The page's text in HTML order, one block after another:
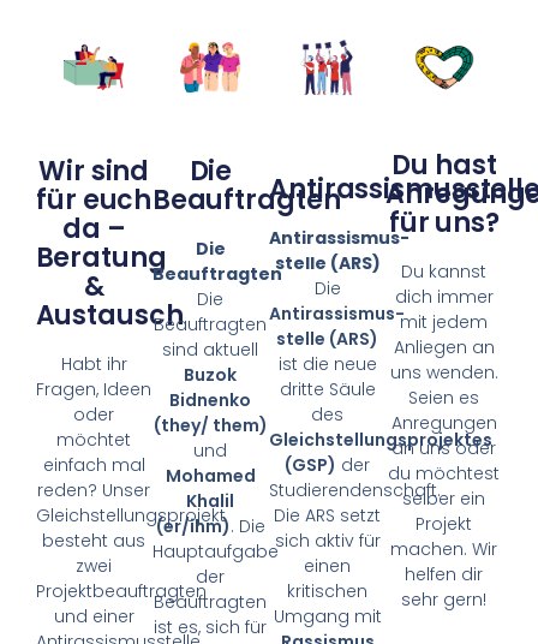
Wir sind
für euch
da –
Beratung
&
Austausch
Habt ihr
Fragen, Ideen
oder
möchtet
einfach mal
reden? Unser
Gleichstellungsprojekt
besteht aus
zwei
Projektbeauftragten
und einer
Die
Beauftragten
Die
Beauftragten
Die
Beauftragten
sind aktuell
Buzok
Bidnenko
(they/ them)
und
Mohamed
Khalil
(er/ihm). Die
Hauptaufgabe
der
Beauftragten
ist es, sich für
Antirassismus­
stelle (ARS)
Die
Antirassismus­
stelle (ARS)
ist die neue
dritte Säule
des
Gleichstellungsprojektes
(GSP) der
Studierendenschaft.
Die ARS setzt
sich aktiv für
einen
kritischen
Umgang mit
Du hast
für uns?
Du kannst
dich immer
mit jedem
Anliegen an
uns wenden.
Seien es
Anregungen
an uns oder
du möchtest
selber ein
Projekt
machen. Wir
helfen dir
sehr gern!